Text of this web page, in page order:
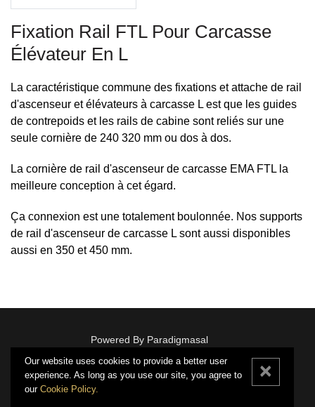
Fixation Rail FTL Pour Carcasse
Élévateur En L
La caractéristique commune des fixations et attache de rail
d'ascenseur et élévateurs à carcasse L est que les guides
de contrepoids et les rails de cabine sont reliés sur une
seule cornière de 240 320 mm ou dos à dos.
La cornière de rail d'ascenseur de carcasse EMA FTL la
meilleure conception à cet égard.
Ça connexion est une totalement boulonnée. Nos supports
de rail d'ascenseur de carcasse L sont aussi disponibles
aussi en 350 et 450 mm.
Powered By Paradigmasal
© 1979 - 2026 Ascenseur EMA • Tous droits réservés
×
Our website uses cookies to provide a better user
experience. As long as you use our site, you agree to
our Cookie Policy.
×
Our website uses cookies to provide a better user
experience. As long as you use our site, you agree to
our Cookie Policy.
×
Our website uses cookies to provide a better user
experience. As long as you use our site, you agree to
our Cookie Policy.